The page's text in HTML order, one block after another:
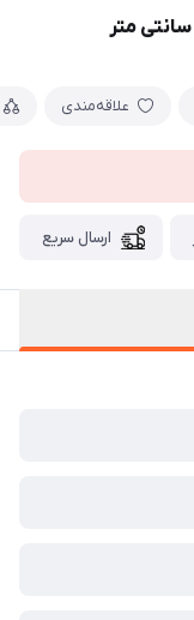
علاقه‌مندی
ارسال سریع